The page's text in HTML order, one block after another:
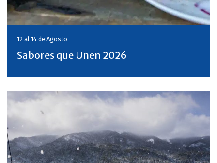
12 al 14 de Agosto
Sabores que Unen 2026